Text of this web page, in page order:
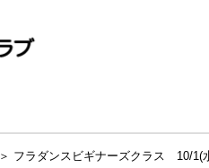
＞ フラダンスビギナーズクラス 10/1(